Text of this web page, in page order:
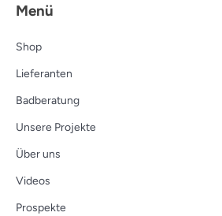
Menü
Shop
Lieferanten
Badberatung
Unsere Projekte
Über uns
Videos
Prospekte